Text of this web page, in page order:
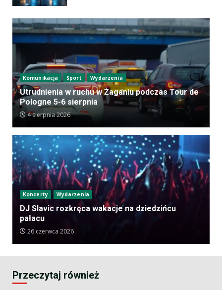
Komunikacja Sport Wydarzenia
Utrudnienia w ruchu w Żaganiu podczas Tour de
Pologne 5-6 sierpnia
4 sierpnia 2026
Koncerty Wydarzenia
DJ Slavic rozkręca wakacje na dziedzińcu
pałacu
26 czerwca 2026
Przeczytaj również